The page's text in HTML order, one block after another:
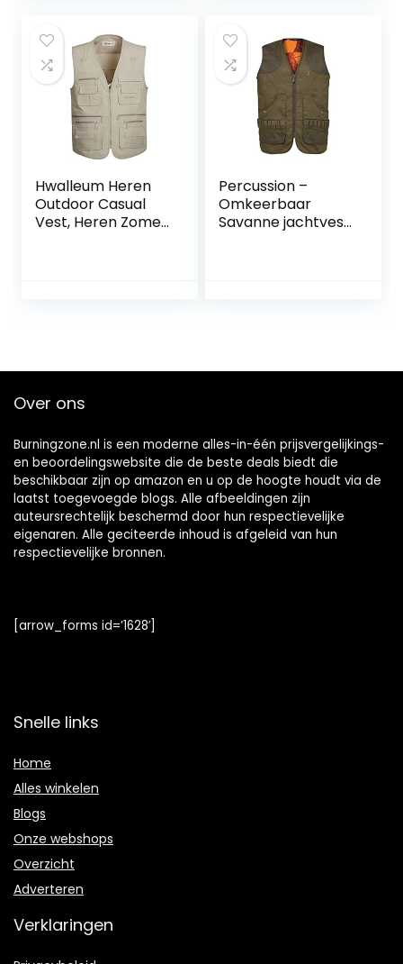
Hwalleum Heren
Outdoor Casual
Vest, Heren Zomer
Reizen Vissen
Camping
Percussion –
Omkeerbaar
Savanne jachtvest
Over ons
Burningzone.nl is een moderne alles-in-één prijsvergelijkings-
en beoordelingswebsite die de beste deals biedt die
beschikbaar zijn op amazon en u op de hoogte houdt via de
laatst toegevoegde blogs. Alle afbeeldingen zijn
auteursrechtelijk beschermd door hun respectievelijke
eigenaren. Alle geciteerde inhoud is afgeleid van hun
respectievelijke bronnen.
[arrow_forms id=’1628′]
Snelle links
Home
Alles winkelen
Blogs
Onze webshops
Overzicht
Adverteren
Verklaringen